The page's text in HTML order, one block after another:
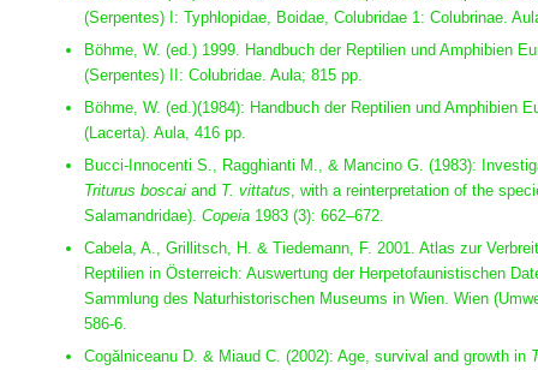
(Serpentes) I: Typhlopidae, Boidae, Colubridae 1: Colubrinae.
Böhme, W. (ed.) 1999. Handbuch der Reptilien und Amphibien
(Serpentes) II: Colubridae. Aula; 815 pp.
Böhme, W. (ed.)(1984): Handbuch der Reptilien und Amphibien
(Lacerta). Aula, 416 pp.
Bucci-Innocenti S., Ragghianti M., & Mancino G. (1983):
Triturus boscai and T. vittatus, with a reinterpretation of the
Salamandridae). Copeia 1983 (3): 662–672.
Cabela, A., Grillitsch, H. & Tiedemann, F. 2001. Atlas zur
Reptilien in Österreich: Auswertung der Herpetofaunistischen
Sammlung des Naturhistorischen Museums in Wien. Wien
586-6.
Cogălniceanu D. & Miaud C. (2002): Age, survival and growth in